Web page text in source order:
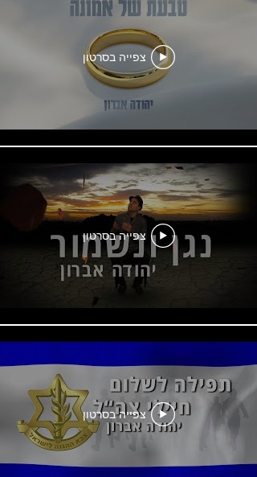
צפייה בסרטון
צפייה בסרטון
צפייה בסרטון